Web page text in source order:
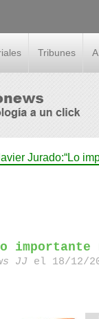
Tribunes
Jurado:“Lo
JJ el 18/12/